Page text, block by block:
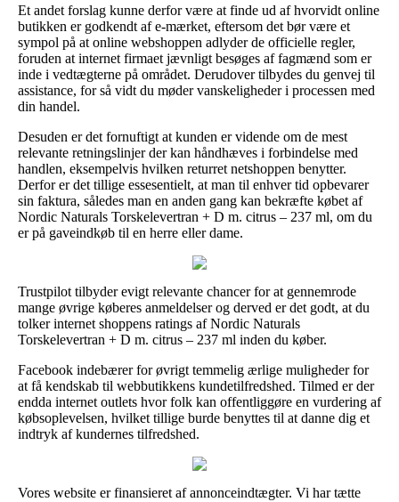
Et andet forslag kunne derfor være at finde ud af hvorvidt online
butikken er godkendt af e-mærket, eftersom det bør være et
sympol på at online webshoppen adlyder de officielle regler,
foruden at internet firmaet jævnligt besøges af fagmænd som er
inde i vedtægterne på området. Derudover tilbydes du genvej til
assistance, for så vidt du møder vanskeligheder i processen med
din handel.
Desuden er det fornuftigt at kunden er vidende om de mest
relevante retningslinjer der kan håndhæves i forbindelse med
handlen, eksempelvis hvilken returret netshoppen benytter.
Derfor er det tillige essesentielt, at man til enhver tid opbevarer
sin faktura, således man en anden gang kan bekræfte købet af
Nordic Naturals Torskelevertran + D m. citrus – 237 ml, om du
er på gaveindkøb til en herre eller dame.
Trustpilot tilbyder evigt relevante chancer for at gennemrode
mange øvrige køberes anmeldelser og derved er det godt, at du
tolker internet shoppens ratings af Nordic Naturals
Torskelevertran + D m. citrus – 237 ml inden du køber.
Facebook indebærer for øvrigt temmelig ærlige muligheder for
at få kendskab til webbutikkens kundetilfredshed. Tilmed er der
endda internet outlets hvor folk kan offentliggøre en vurdering af
købsoplevelsen, hvilket tillige burde benyttes til at danne dig et
indtryk af kundernes tilfredshed.
Vores website er finansieret af annonceindtægter. Vi har tætte